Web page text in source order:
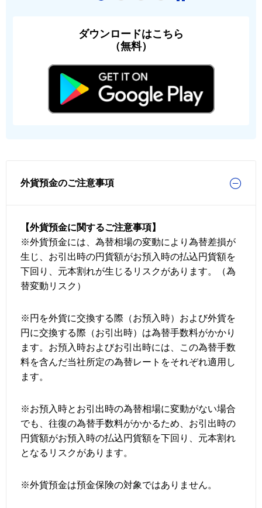
ダウンロードはこちら
（無料）
外貨預金のご注意事項
【外貨預金に関するご注意事項】
※外貨預金には、為替相場の変動により為替差損が
生じ、お引出時の円貨額がお預入時の払込円貨額を
下回り、元本割れが生じるリスクがあります。（為
替変動リスク）
※円を外貨に交換する際（お預入時）および外貨を
円に交換する際（お引出時）は為替手数料がかかり
ます。お預入時およびお引出時には、この為替手数
料を含んだ当社所定の為替レートをそれぞれ適用し
ます。
※お預入時とお引出時の為替相場に変動がない場合
でも、往復の為替手数料がかかるため、お引出時の
円貨額がお預入時の払込円貨額を下回り、元本割れ
となるリスクがあります。
※外貨預金は預金保険の対象ではありません。